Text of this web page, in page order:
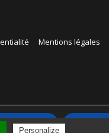
Mentions légales
Accepter
Personalize